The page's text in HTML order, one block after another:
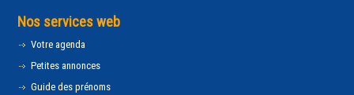
Nos services web
Votre agenda
Petites annonces
Guide des prénoms